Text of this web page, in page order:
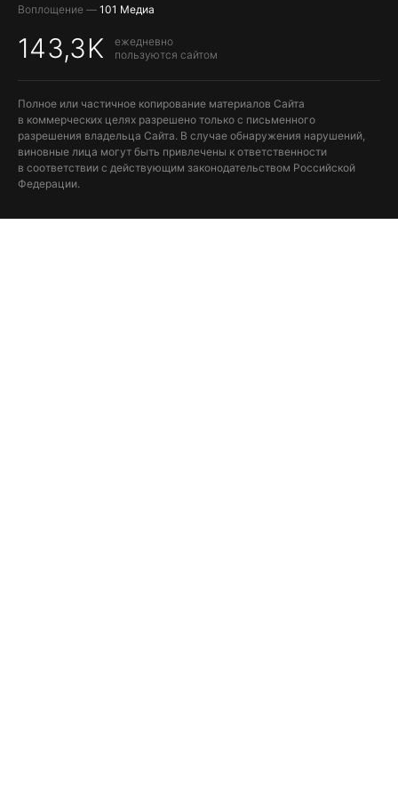
Воплощение — 101 Медиа
143,3K
ежедневно
пользуются сайтом
Полное или частичное копирование материалов Сайта
в коммерческих целях разрешено только с письменного
разрешения владельца Сайта. В случае обнаружения нарушений,
виновные лица могут быть привлечены к ответственности
в соответствии с действующим законодательством Российской
Федерации.